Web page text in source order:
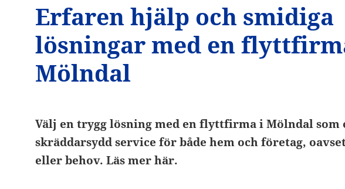
Erfaren hjälp och smidiga
lösningar med en
Mölndal
Välj en trygg lösning med en flyttfirma i Mölndal som
skräddarsydd service för både hem och företag,
eller behov. Läs mer här.